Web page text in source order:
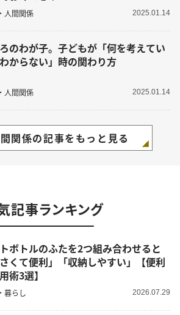
人間関係 2025.01.14
のわが子。子どもが「何を考えてい
からない」時の関わり方
人間関係 2025.01.14
関係の記事をもっと見る
記事ランキング
ボトルのふたを2つ組み合わせると
さくて便利」「収納しやすい」【便利
術3選】
暮らし 2026.07.29